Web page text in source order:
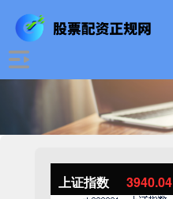
上证指数 3940.04